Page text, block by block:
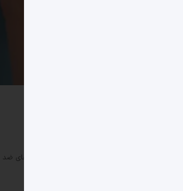
در واژن قرار داده می‌شود و به طور مداوم هورمون‌های ضد